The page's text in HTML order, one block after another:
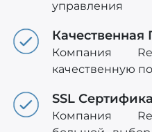
управления
Компания
качественную
SSL
Компания